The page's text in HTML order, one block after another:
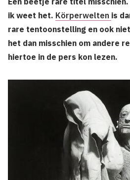
ik weet het. Körperwelten is
rare tentoonstelling en ook
het dan misschien om andere
hiertoe in de pers kon lezen.